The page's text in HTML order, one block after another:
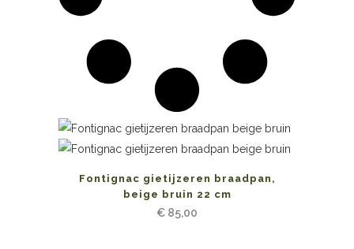
Fontignac gietijzeren braadpan,
beige bruin 22 cm
€ 85,00